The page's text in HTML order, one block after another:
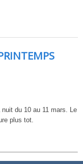
du 10 au 11 mars. Le
plus tot.